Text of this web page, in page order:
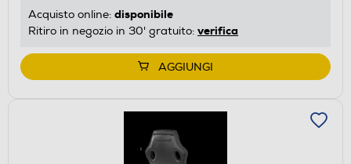
Acquisto online: disponibile
Ritiro in negozio in 30' gratuito: verifica
AGGIUNGI